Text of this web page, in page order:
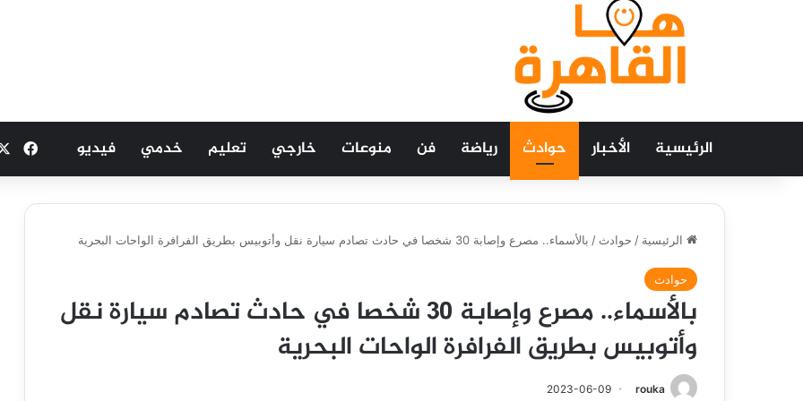
الرئيسية الأخبار حوادث رياضة فن منوعات خارجي تعليم خدمي فيديو
الرئيسية / حوادث / بالأسماء.. مصرع وإصابة 30 شخصا في حادث تصادم سيارة نقل وأتوبيس بطريق الفرافرة الواحات البحرية
حوادث
بالأسماء.. مصرع وإصابة 30 شخصا في حادث تصادم سيارة نقل
وأتوبيس بطريق الفرافرة الواحات البحرية
rouka
2023-06-09